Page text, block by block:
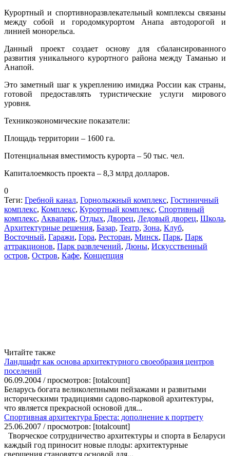
Курортный и спортивно­развлекательный комплексы связаны
между собой и городом­курортом Анапа автодорогой и
линией монорельса.
Данный проект создает основу для сбалансированного
развития уникального курортного района между Таманью и
Анапой.
Это заметный шаг к укреплению имиджа России как страны,
готовой предоставлять туристические услуги мирового
уровня.
Техникоэкономические показатели:
Площадь территории – 1600 га.
Потенциальная вместимость курорта – 50 тыс. чел.
Капиталоемкость проекта – 8,3 млрд долларов.
0
Теги: Гребной канал, Горнолыжный комплекс, Гостиничный
комплекс, Комплекс, Курортный комплекс, Спортивный
комплекс, Аквапарк, Отдых, Дворец, Ледовый дворец, Школа,
Архитектурные решения, Базар, Театр, Зона, Клуб,
Восточный, Гаражи, Гора, Ресторан, Минск, Парк, Парк
аттракционов, Парк развлечений, Дюны, Искусственный
остров, Остров, Кафе, Концепция
Читайте также
Ландшафт как основа архитектурного своеобразия центров
поселений
06.09.2004 / просмотров: [totalcount]
Беларусь богата великолепными пейзажами и развитыми
историческими традициями садово-парковой архитектуры,
что является прекрасной основой для...
Спортивная архитектура Бреста: дополнение к портрету
25.06.2007 / просмотров: [totalcount]
Творческое сотрудничество архитектуры и спорта в Беларуси
каждый год приносит новые плоды: архитектурные
свершения становятся основой для...